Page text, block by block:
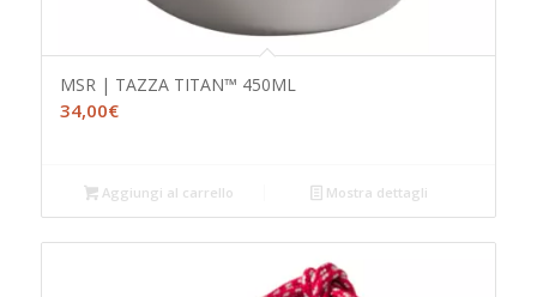
MSR | TAZZA TITAN™ 450ML
34,00€
Aggiungi al carrello Mostra dettagli